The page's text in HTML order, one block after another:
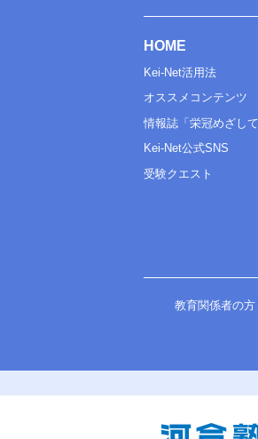
HOME
Kei-Net活用法
オススメコンテンツ
情報誌「栄冠めざして
Kei-Net公式SNS
受験クエスト
教育関係者の方